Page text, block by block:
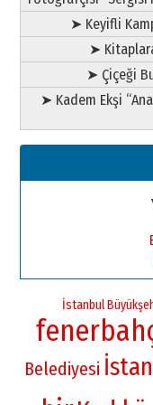
➤ Keyifli
➤
➤ Çiçeği
➤ Kadem Ekşi
İstanbul
Belediyesi